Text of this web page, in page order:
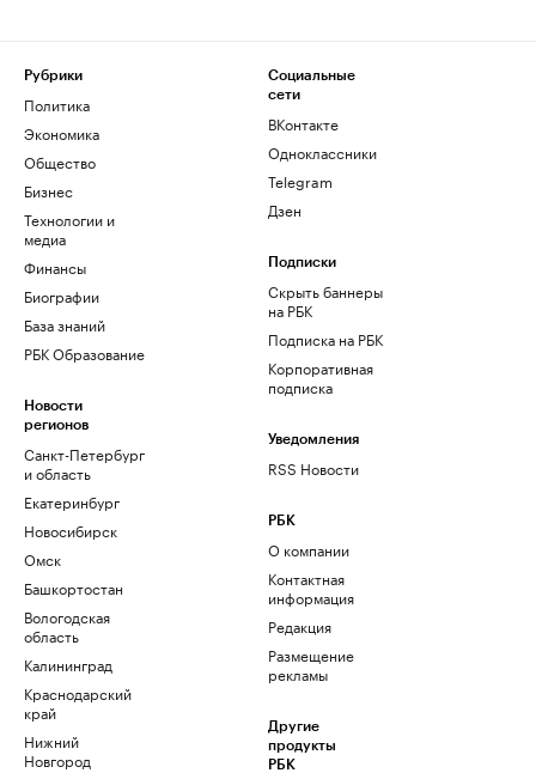
Рубрики
Политика
Экономика
Общество
Бизнес
Технологии и
медиа
Финансы
Биографии
База знаний
РБК Образование
Новости
регионов
Санкт-Петербург
и область
Екатеринбург
Новосибирск
Омск
Башкортостан
Вологодская
область
Калининград
Краснодарский
край
Нижний
Новгород
Социальные
сети
ВКонтакте
Одноклассники
Telegram
Дзен
Подписки
Скрыть баннеры
на РБК
Подписка на РБК
Корпоративная
подписка
Уведомления
RSS Новости
РБК
О компании
Контактная
информация
Редакция
Размещение
рекламы
Другие
продукты
РБК